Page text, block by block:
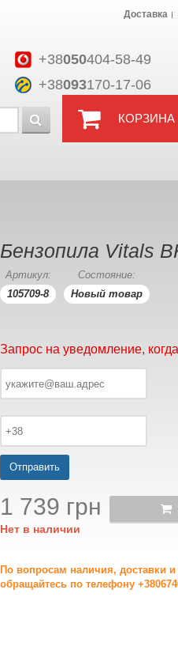
+38050404-58-49
+38093170-17-06
Доставка
КОРЗИНА
Бензопила Vitals
Артикул:
105709-8
Состояние:
Новый товар
Запрос на уведомление,
Отправить
1 739 грн
Нет в наличии
По вопросам наличия, доставки
обращайтесь по телефону